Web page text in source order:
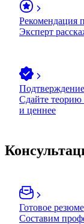
Рекомендация
Эксперт
Сдайте теорию
и ценнее
Готовое резюме
Составим